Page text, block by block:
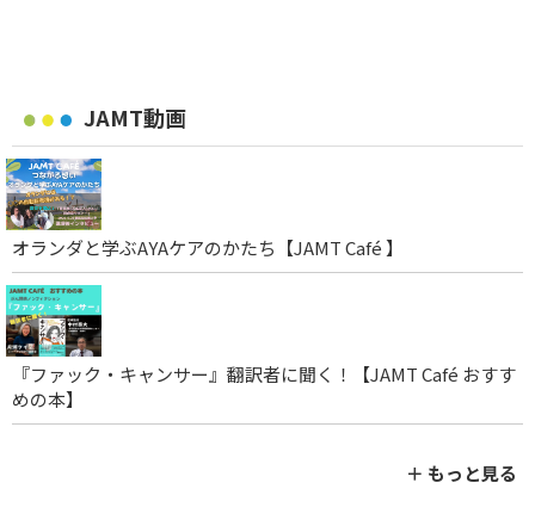
JAMT動画
オランダと学ぶAYAケアのかたち【JAMT Café 】
『ファック・キャンサー』翻訳者に聞く！【JAMT Café おすす
めの本】
＋ もっと見る